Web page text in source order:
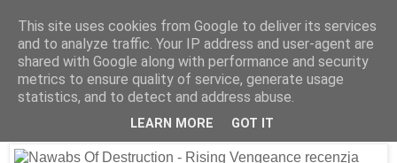
10 stycznia 2021
Nawabs Of Destruction – Rising
Vengeance [2020]
This site uses cookies from Google to deliver its services
and to analyze traffic. Your IP address and user-agent are
shared with Google along with performance and security
metrics to ensure quality of service, generate usage
statistics, and to detect and address abuse.
LEARN MORE GOT IT